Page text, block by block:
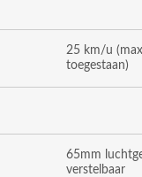
25 km/u
toegestaan)
65mm
verstelbaar